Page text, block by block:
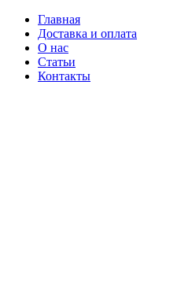
Главная
Доставка и оплата
О нас
Статьи
Контакты